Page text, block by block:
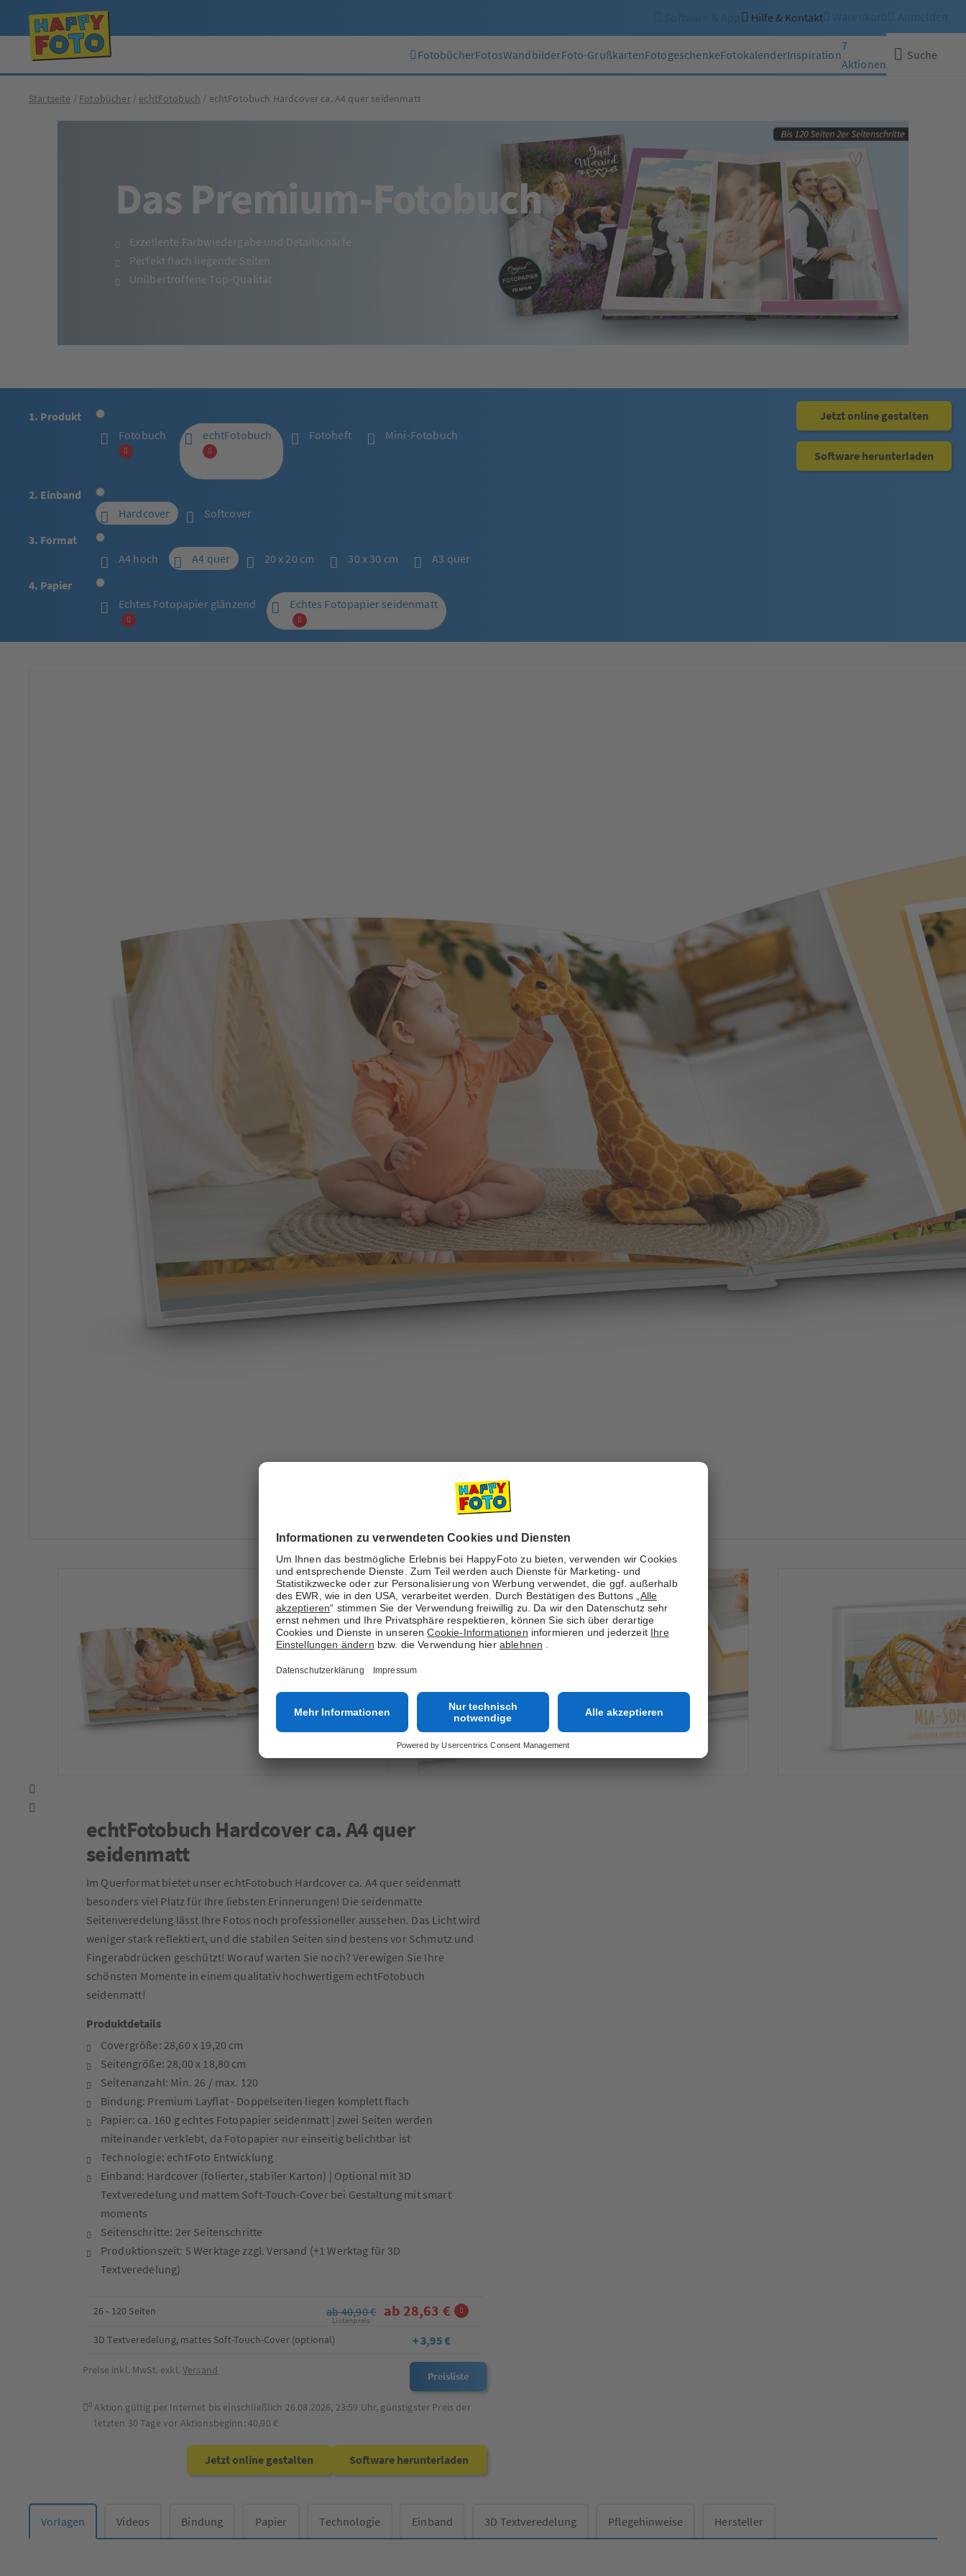
Hilfe & Kontakt
FotobücherFotosWandbilderFoto-GrußkartenFotogeschenkeFotokalenderInspiration
7
Aktionen
Suche
Startseite
Fotobücher echtFotobuch echtFotobuch Hardcover ca. A4 quer seidenmatt
Das Premium-Fotobuch
Exzellente Farbwiedergabe und Detailschärfe
Perfekt flach liegende Seiten
Unübertroffene Top-Qualität
1. Produkt
Fotobuch
echtFotobuch Fotoheft Mini-Fotobuch
2. Einband
Hardcover
Softcover
3. Format
A4 hoch
A4 quer 20 x 20 cm 30 x 30 cm
A3 quer
4. Papier
Echtes Fotopapier glänzend
Echtes Fotopapier seidenmatt
Jetzt online gestalten
Software herunterladen
echtFotobuch Hardcover ca. A4 quer
seidenmatt
Im Querformat bietet unser echtFotobuch Hardcover ca. A4 quer seidenmatt
besonders viel Platz für Ihre liebsten Erinnerungen! Die seidenmatte
Seitenveredelung lässt Ihre Fotos noch professioneller aussehen. Das Licht wird
weniger stark reflektiert, und die stabilen Seiten sind bestens vor Schmutz und
Fingerabdrücken geschützt! Worauf warten Sie noch? Verewigen Sie Ihre
schönsten Momente in einem qualitativ hochwertigem echtFotobuch
seidenmatt!
Produktdetails
Covergröße: 28,60 x 19,20 cm
Seitengröße: 28,00 x 18,80 cm
Seitenanzahl: Min. 26 / max. 120
Bindung: Premium Layflat - Doppelseiten liegen komplett flach
Papier: ca. 160 g echtes Fotopapier seidenmatt | zwei Seiten werden
miteinander verklebt, da Fotopapier nur einseitig belichtbar ist
Technologie: echtFoto Entwicklung
Einband: Hardcover (folierter, stabiler Karton) | Optional mit 3D
Textveredelung und mattem Soft-Touch-Cover bei Gestaltung mit smart
moments
Seitenschritte: 2er Seitenschritte
Produktionszeit: 5 Werktage zzgl. Versand (+1 Werktag für 3D
Textveredelung)
26 - 120 Seiten ab 40,90 €
Listenpreis
ab 28,63 €
3D Textveredelung, mattes Soft-Touch-Cover (optional) + 3,95 €
Preisliste
Preise inkl. MwSt. exkl.Versand
0 Aktion gültig per Internet bis einschließlich 26.08.2026, 23:59 Uhr, günstigster Preis der
letzten 30 Tage vor Aktionsbeginn: 40,90 €
Jetzt online gestalten Software herunterladen
Vorlagen Videos Bindung Papier Technologie Einband 3D Textveredelung Pflegehinweise Hersteller